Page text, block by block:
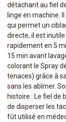
détachant au fiel
linge en machine.
qui permet un
directe, il est
rapidement en 5
15 min avant
colorant le Spray
tenaces) grâce à
sans les abîmer.
histoire : Le fiel
de disperser les
fût utilisé en